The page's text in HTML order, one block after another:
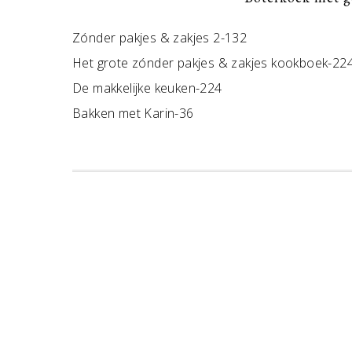
Zónder pakjes & zakjes 2-132
Het grote zónder pakjes & zakjes kookboek-
De makkelijke keuken-224
Bakken met Karin-36